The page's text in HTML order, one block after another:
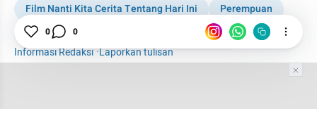
Film Nanti Kita Cerita Tentang Hari Ini
Perempuan
Toxic Relationship
Informasi Redaksi·Laporkan tulisan
0 0